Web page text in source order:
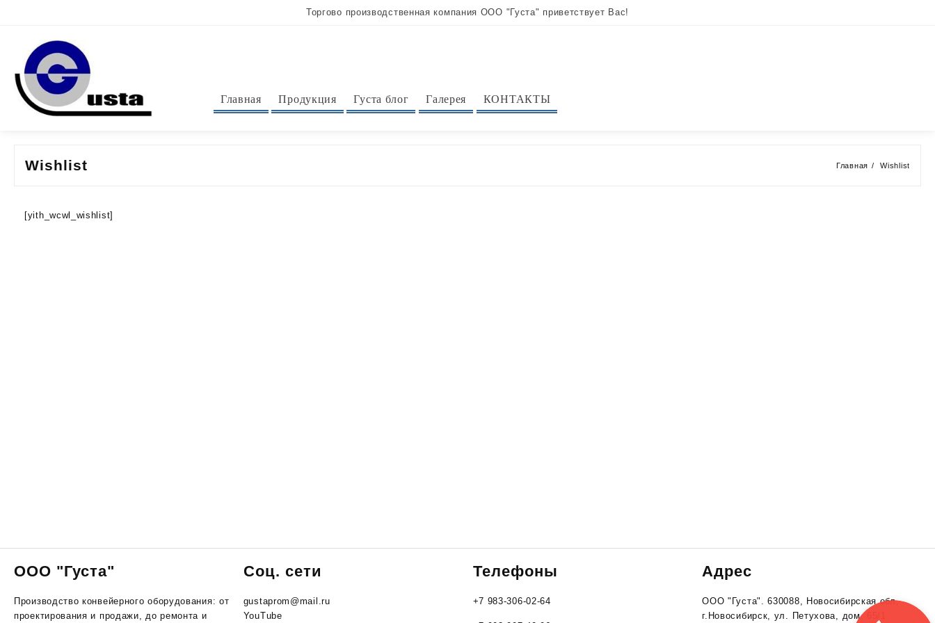
Торгово производственная компания ООО "Густа" приветствует Вас!
Главная Продукция Густа блог Галерея КОНТАКТЫ
Wishlist Главная Wishlist
[yith_wcwl_wishlist]
ООО "Густа"
Производство конвейерного оборудования: от
проектирования и продажи, до ремонта и
Соц. сети
gustaprom@mail.ru
YouTube
Телефоны
+7 983-306-02-64
Адрес
ООО "Густа". 630088, Новосибирская обл,
г.Новосибирск, ул. Петухова, дом. 65/1